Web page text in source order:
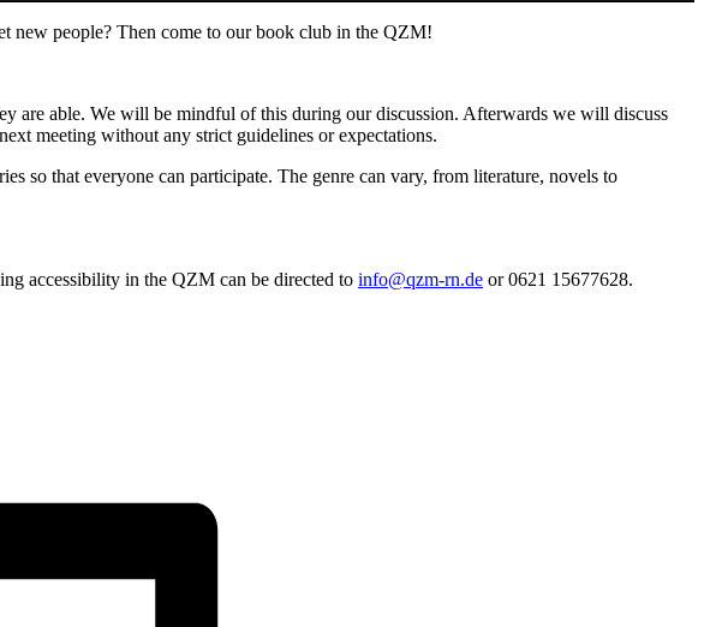
new people? Then come to our book club in the QZM!
are able. We will be mindful of this during our discussion. Afterwards we will discuss
meeting without any strict guidelines or expectations.
so that everyone can participate. The genre can vary, from literature, novels to
accessibility in the QZM can be directed to info@qzm-rn.de or 0621 15677628.